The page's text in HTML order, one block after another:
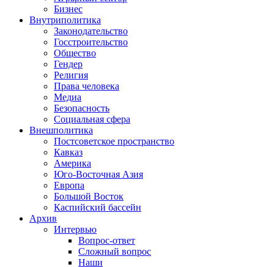
Бизнес
Внутриполитика
Законодательство
Госстроительство
Общество
Гендер
Религия
Права человека
Медиа
Безопасность
Социальная сфера
Внешполитика
Постсоветское пространство
Кавказ
Америка
Юго-Восточная Азия
Европа
Большой Восток
Каспийский бассейн
Архив
Интервью
Вопрос-ответ
Сложный вопрос
Наши